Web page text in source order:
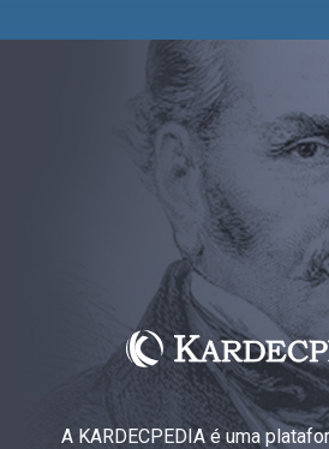
A KARDECPEDIA é uma